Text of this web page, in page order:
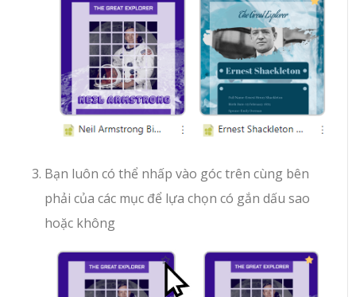
Bạn luôn có thể nhấp vào góc trên cùng bên
phải của các mục để lựa chọn có gắn dấu sao
hoặc không